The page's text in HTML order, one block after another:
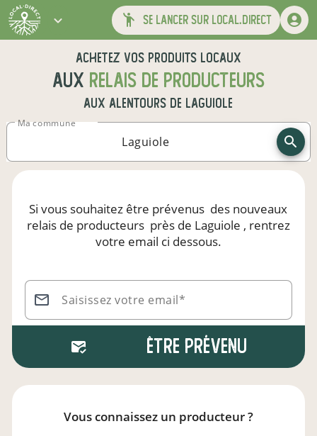
se lancer sur local.direct
Achetez vos produits locaux
aux relais de producteurs
aux alentours de Laguiole
Ma commune
Si vous souhaitez être prévenus des nouveaux
relais de producteurs près de Laguiole , rentrez
votre email ci dessous.
Saisissez votre email*
Être prévenu
Vous connaissez un producteur ?